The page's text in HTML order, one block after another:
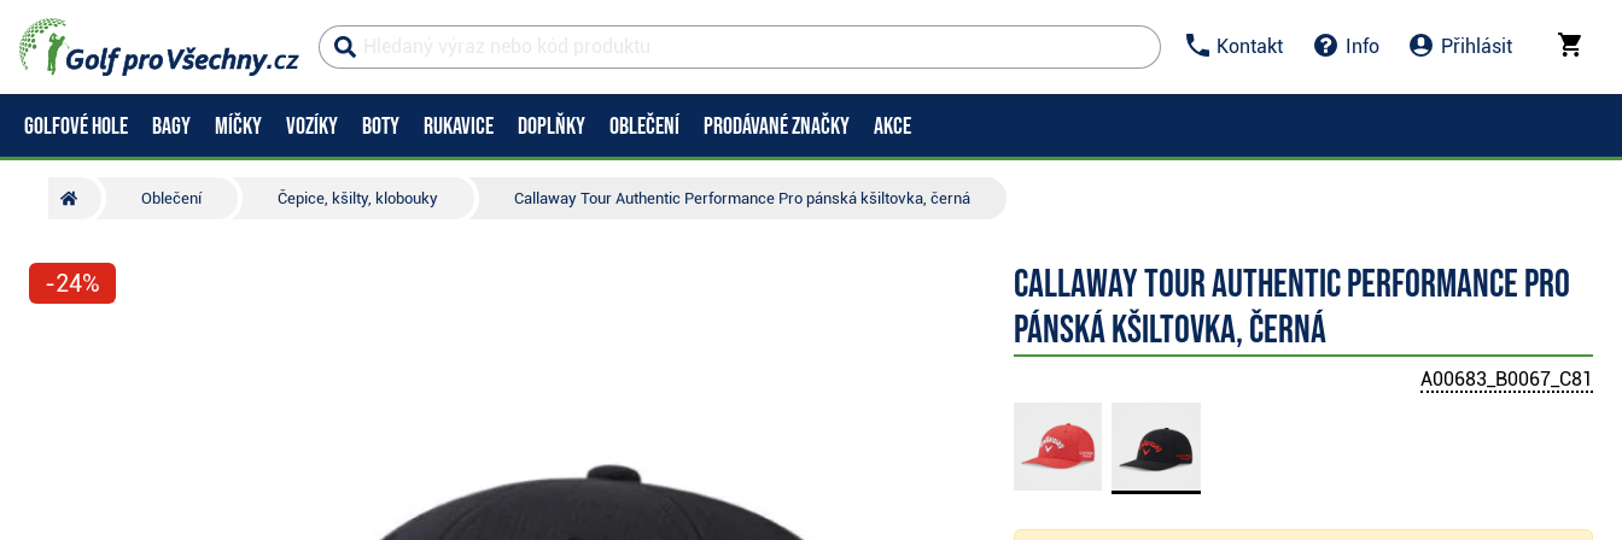
Kontakt Info Přihlásit
GOLFOVÉ HOLE BAGY MÍČKY VOZÍKY BOTY RUKAVICE DOPLŇKY OBLEČENÍ PRODÁVANÉ ZNAČKY AKCE
Oblečení Čepice, kšilty, klobouky Callaway Tour Authentic Performance Pro pánská kšiltovka, černá
-24%
Callaway Tour Authentic Performance Pro
pánská kšiltovka, černá
A00683_B0067_C81